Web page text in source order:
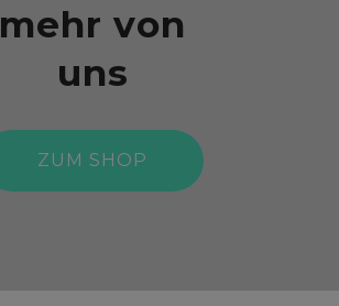
mehr von
uns
ZUM SHOP